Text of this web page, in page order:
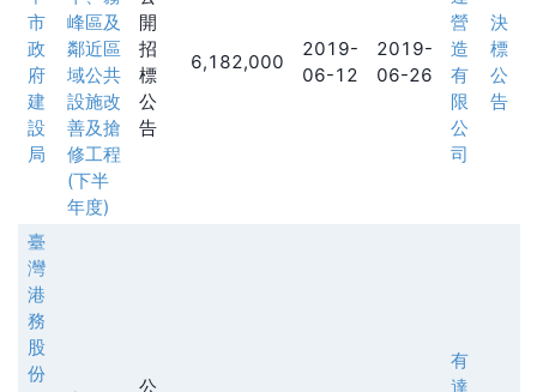
市
政
府
建
設
局
峰區及
鄰近區
域公共
設施改
善及搶
修工程
(下半
年度)
開
招
標
公
告
6,182,000
2019-
06-12
2019-
06-26
營
造
有
限
公
司
決
標
公
告
臺
灣
港
務
股
份
公
有
達